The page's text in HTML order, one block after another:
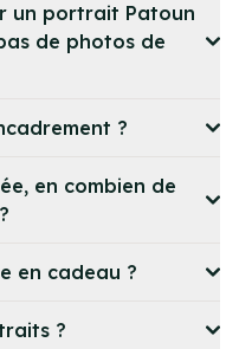
un portrait Patoun
de photos de
?
en combien de
en cadeau ?
?